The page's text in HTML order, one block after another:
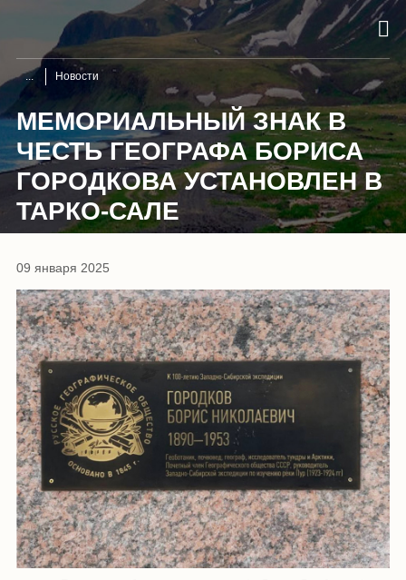
Новости
МЕМОРИАЛЬНЫЙ ЗНАК В
ЧЕСТЬ ГЕОГРАФА БОРИСА
ГОРОДКОВА УСТАНОВЛЕН В
ТАРКО-САЛЕ
09 января 2025